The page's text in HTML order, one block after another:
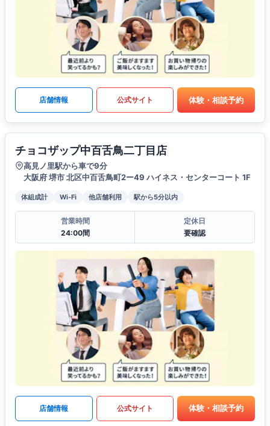
店舗情報 公式サイト 体験・相談予約
チョコザップ中百舌鳥二丁目店
高見ノ里駅から車で9分
大阪府 堺市 北区中百舌鳥町2ー49 ハイネス・センターコート 1F
体組成計 Wi-Fi 他店舗利用 駅から5分以内
営業時間
24:00間
定休日
要確認
店舗情報 公式サイト 体験・相談予約